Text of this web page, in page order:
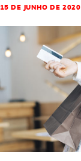
15 DE JUNHO DE 2020